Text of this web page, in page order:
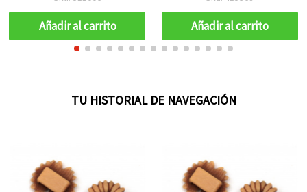
Añadir al carrito
Atrevidas y Diseños DIY
Creativos
Añadir al carrito
TU HISTORIAL DE NAVEGACIÓN